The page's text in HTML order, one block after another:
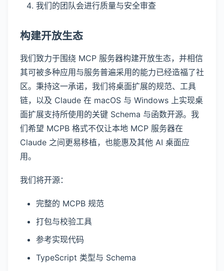
我们的团队会进行质量与安全审查
构建开放生态
我们致力于围绕 MCP 服务器构建开放生态，并相信
其可被多种应用与服务普遍采用的能力已经造福了社
区。秉持这一承诺，我们将桌面扩展的规范、工具
链，以及 Claude 在 macOS 与 Windows 上实现桌
面扩展支持所使用的关键 Schema 与函数开源。我
们希望 MCPB 格式不仅让本地 MCP 服务器在
Claude 之间更易移植，也能惠及其他 AI 桌面应
用。
我们将开源：
完整的 MCPB 规范
打包与校验工具
参考实现代码
TypeScript 类型与 Schema